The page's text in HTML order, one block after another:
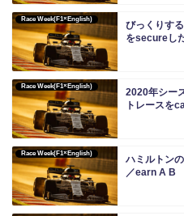
Race Week(F1×English)
びっくりす
をsecureし
Race Week(F1×English)
2020年シー
トレースを
Race Week(F1×English)
ハミルトン
／earn A B